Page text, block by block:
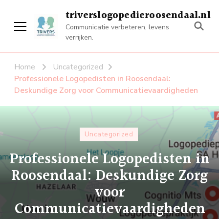
triverslogopedieroosendaal.nl
Communicatie verbeteren, levens
verrijken.
Home
Uncategorized
Professionele Logopedisten in Roosendaal:
Deskundige Zorg voor Communicatievaardigheden
Uncategorized
Professionele Logopedisten in
Roosendaal: Deskundige Zorg
voor
Communicatievaardigheden